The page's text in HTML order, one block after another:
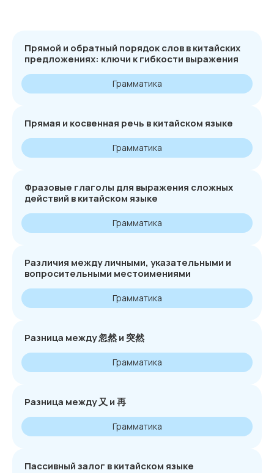
Прямой и обратный порядок слов в китайских
предложениях: ключи к гибкости выражения
Грамматика
Прямая и косвенная речь в китайском языке
Грамматика
Фразовые глаголы для выражения сложных
действий в китайском языке
Грамматика
Различия между личными, указательными и
вопросительными местоимениями
Грамматика
Разница между 忽然 и 突然
Грамматика
Разница между 又 и 再
Грамматика
Пассивный залог в китайском языке